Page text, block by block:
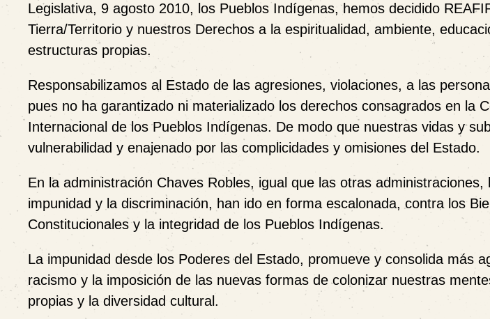
Legislativa, 9 agosto 2010, los Pueblos Indígenas, hemos decidido
Tierra/Territorio y nuestros Derechos a la espiritualidad, ambiente,
estructuras propias.
Responsabilizamos al Estado de las agresiones, violaciones, a las
pues no ha garantizado ni materializado los derechos consagrados en la
Internacional de los Pueblos Indígenas. De modo que nuestras vidas y
vulnerabilidad y enajenado por las complicidades y omisiones del Estado.
En la administración Chaves Robles, igual que las otras
impunidad y la discriminación, han ido en forma escalonada, contra los
Constitucionales y la integridad de los Pueblos Indígenas.
La impunidad desde los Poderes del Estado, promueve y consolida más
racismo y la imposición de las nuevas formas de colonizar nuestras
propias y la diversidad cultural.